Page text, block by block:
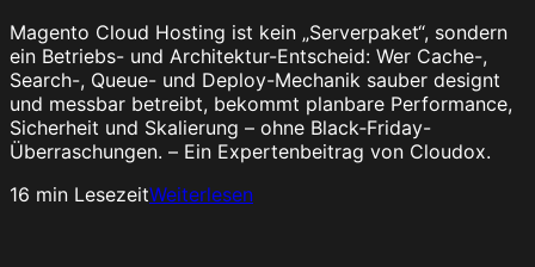
Magento Cloud Hosting ist kein „Serverpaket“, sondern
ein Betriebs- und Architektur-Entscheid: Wer Cache-,
Search-, Queue- und Deploy-Mechanik sauber designt
und messbar betreibt, bekommt planbare Performance,
Sicherheit und Skalierung – ohne Black‑Friday-
Überraschungen. – Ein Expertenbeitrag von Cloudox.
16 min LesezeitWeiterlesen